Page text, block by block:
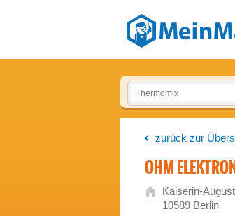
zurück zur
OHM
Kaiserin-
10589 Berlin